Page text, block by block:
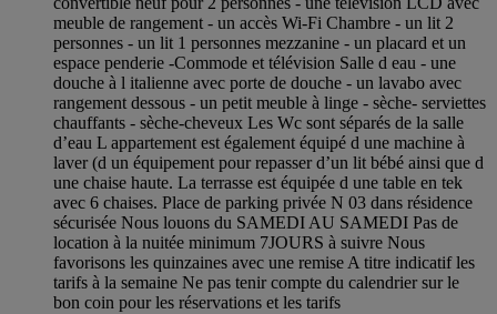
meuble de rangement - un accès Wi-Fi Chambre - un lit 2
personnes - un lit 1 personnes mezzanine - un placard et un
espace penderie -Commode et télévision Salle d eau - une
douche à l italienne avec porte de douche - un lavabo avec
rangement dessous - un petit meuble à linge - sèche- serviettes
chauffants - sèche-cheveux Les Wc sont séparés de la salle
d’eau L appartement est également équipé d une machine à
laver (d un équipement pour repasser d’un lit bébé ainsi que d
une chaise haute. La terrasse est équipée d une table en tek
avec 6 chaises. Place de parking privée N 03 dans résidence
sécurisée Nous louons du SAMEDI AU SAMEDI Pas de
location à la nuitée minimum 7JOURS à suivre Nous
favorisons les quinzaines avec une remise A titre indicatif les
tarifs à la semaine Ne pas tenir compte du calendrier sur le
bon coin pour les réservations et les tarifs